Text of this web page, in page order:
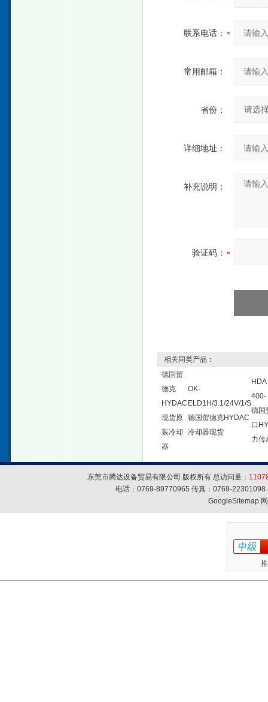
联系电话：
常用邮箱：
省份：
详细地址：
补充说明：
验证码：
相关同类产品：
德国贺
德克
HYDAC
现货原
装冷却
器
OK-
ELD1H/3.1/24V/1/S
德国贺德克HYDAC
冷却器现货
400-
德国
口
力传
东莞市腾达设备贸易有限公司 版权所有 总访问量：
电话：0769-89770965 传真：0769-
GoogleSitemap网